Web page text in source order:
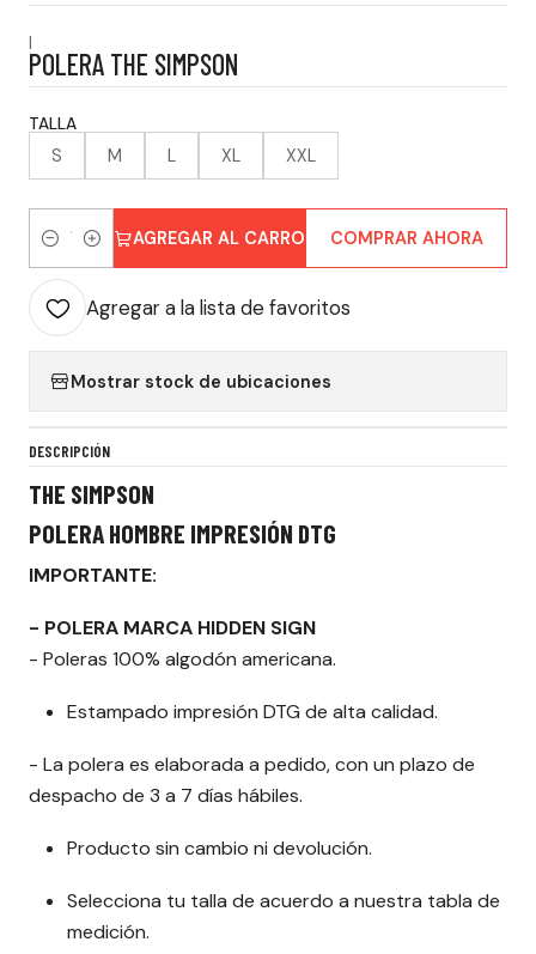
|
POLERA THE SIMPSON
TALLA
S M L XL XXL
Cantidad
AGREGAR AL CARRO COMPRAR AHORA
Agregar a la lista de favoritos
Mostrar stock de ubicaciones
DESCRIPCIÓN
THE SIMPSON
POLERA HOMBRE IMPRESIÓN DTG
IMPORTANTE:
- POLERA MARCA HIDDEN SIGN
- Poleras 100% algodón americana.
Estampado impresión DTG de alta calidad.
- La polera es elaborada a pedido, con un plazo de
despacho de 3 a 7 días hábiles.
Producto sin cambio ni devolución.
Selecciona tu talla de acuerdo a nuestra tabla de
medición.